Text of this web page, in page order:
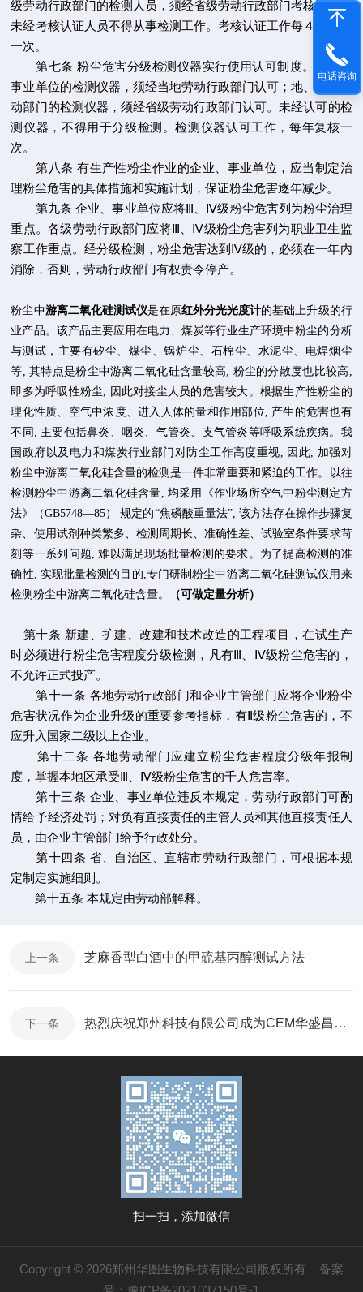
级劳动行政部门的检测人员，须经省级劳动行政部门考核认证。
未经考核认证人员不得从事检测工作。考核认证工作每４年复核
一次。
第七条 粉尘危害分级检测仪器实行使用认可制度。企业、
事业单位的检测仪器，须经当地劳动行政部门认可；地、市级劳
动部门的检测仪器，须经省级劳动行政部门认可。未经认可的检
测仪器，不得用于分级检测。检测仪器认可工作，每年复核一
次。
第八条 有生产性粉尘作业的企业、事业单位，应当制定治
理粉尘危害的具体措施和实施计划，保证粉尘危害逐年减少。
第九条 企业、事业单位应将
Ⅳ级粉尘危害列为粉尘治理
重点。各级劳动行政部门应将Ⅲ Ⅳ级粉尘危害列为职业卫生监
察工作重点。经分级检测，粉尘危害达到 Ⅳ级的，必须在一年内
消除，否则，劳动行政部门有权责令停产。
粉尘中游离二氧化硅测试仪是在原红外分光光度计的基础上升级的行
业产品。该产品主要应用在电力、煤炭等行业生产环境中粉尘的分析
与测试，主要有矽尘、煤尘、锅炉尘、石棉尘、水泥尘、电焊烟尘
等,其特点是粉尘中游离二氧化硅含量较高, 粉尘的分散度也比较高 ,
即多为呼吸性粉尘, 因此对接尘人员的危害较大。根据生产性粉尘的
理化性质、空气中浓度、进入人体的量和作用部位, 产生的危害也有
不同 , 主要包括鼻炎、咽炎、气管炎、支气管炎等呼吸系统疾病。我
国政府以及电力和煤炭行业部门对防尘工作高度重视, 因此, 加强对
粉尘中游离二氧化硅含量的检测是一件非常重要和紧迫的工作。以往
检测粉尘中游离二氧化硅含量, 均采用《作业场所空气中粉尘测定方
法》
（GB5748—85）规定的“焦磷酸重量法”, 该方法存在操作步骤复
杂、使用试剂种类繁多、检测周期长、准确性差、试验室条件要求苛
刻等一系列问题,难以满足现场批量检测的要求。为了提高检测的准
确性, 实现批量检测的目的,专门研制粉尘中游离二氧化硅测试仪用来
检测粉尘中游离二氧化硅含量。
（可做定量分析）
第十条 新建、扩建、改建和技术改造的工程项目，在试生产
时必须进行粉尘危害程度分级检测，凡有
Ⅳ级粉尘危害的，
不允许正式投产。
第十一条 各地劳动行政部门和企业主管部门应将企业粉尘
危害状况作为企业升级的重要参考指标，有Ⅱ级粉尘危害的，不
应升入国家二级以上企业。
第十二条 各地劳动部门应建立粉尘危害程度分级年报制
度，掌握本地区承受
Ⅳ级粉尘危害的千人危害率。
第十三条 企业、事业单位违反本规定，劳动行政部门可酌
情给予经济处罚；对负有直接责任的主管人员和其他直接责任人
员，由企业主管部门给予行政处分。
第十四条 省、自治区、直辖市劳动行政部门，可根据本规
定制定实施细则。
第十五条 本规定由劳动部解释。
上一条 芝麻香型白酒中的甲硫基丙醇测试方法
下一条 热烈庆祝郑州科技有限公司成为CEM华盛昌在河南的一级代理商
扫一扫，添加微信
Copyright © 2026郑州华图生物科技有限公司版权所有 备案
电话咨询